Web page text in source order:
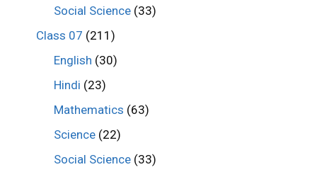
Social Science (33)
Class 07 (211)
English (30)
Hindi (23)
Mathematics (63)
Science (22)
Social Science (33)